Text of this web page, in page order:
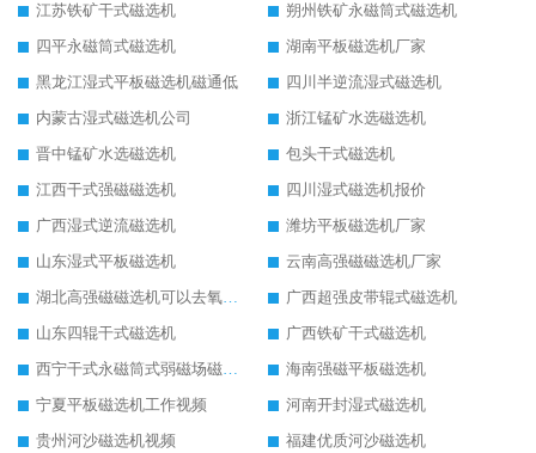
江苏铁矿干式磁选机
朔州铁矿永磁筒式磁选机
四平永磁筒式磁选机
湖南平板磁选机厂家
黑龙江湿式平板磁选机磁通低
四川半逆流湿式磁选机
内蒙古湿式磁选机公司
浙江锰矿水选磁选机
晋中锰矿水选磁选机
包头干式磁选机
江西干式强磁磁选机
四川湿式磁选机报价
广西湿式逆流磁选机
潍坊平板磁选机厂家
山东湿式平板磁选机
云南高强磁磁选机厂家
湖北高强磁磁选机可以去氧化铝
广西超强皮带辊式磁选机
山东四辊干式磁选机
广西铁矿干式磁选机
西宁干式永磁筒式弱磁场磁选机结构图
海南强磁平板磁选机
宁夏平板磁选机工作视频
河南开封湿式磁选机
贵州河沙磁选机视频
福建优质河沙磁选机